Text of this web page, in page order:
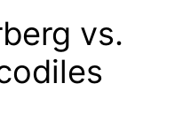
vs.